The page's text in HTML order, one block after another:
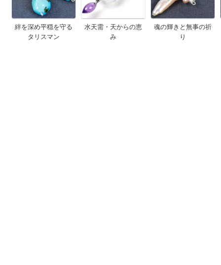
絆を深め平穏を守る
タリスマン
水天需・天からの恵
み
魂の輝きと無事の祈
り